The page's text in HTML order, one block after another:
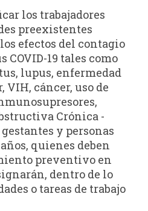
los trabajadores
preexistentes
efectos del contagio
COVID-19 tales como
lupus, enfermedad
VIH, cáncer, uso de
Crónica -
gestantes y personas
quienes deben
preventivo en
dentro de lo
o tareas de trabajo